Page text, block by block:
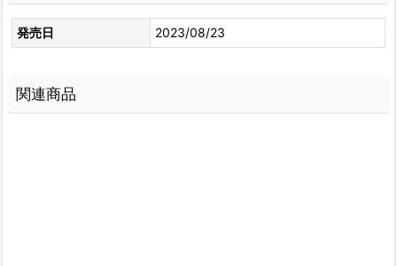
発売日 2023/08/23
関連商品